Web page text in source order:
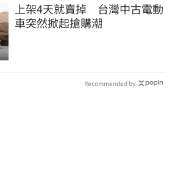
上架4天就賣掉 台灣中古電動
車突然掀起搶購潮
Recommended by